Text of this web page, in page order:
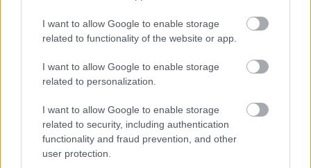
I want to allow Google to enable storage
related to functionality of the website or app.
I want to allow Google to enable storage
related to personalization.
I want to allow Google to enable storage
related to security, including authentication
functionality and fraud prevention, and other
user protection.
Támogatás
Támogasd adományoddal
a ManUtdFanatics.hu működését!